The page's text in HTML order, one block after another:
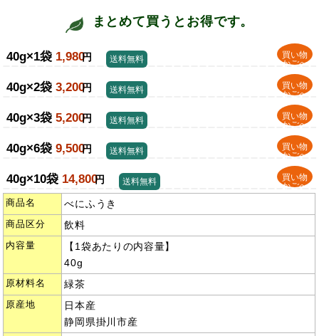
まとめて買うとお得です。
40g×1袋 1,980円
買い物
かごへ
送料無料
40g×2袋 3,200円
買い物
かごへ
送料無料
40g×3袋 5,200円
買い物
かごへ
送料無料
40g×6袋 9,500円
買い物
かごへ
送料無料
40g×10袋 14,800円
買い物
かごへ
送料無料
商品名 べにふうき
商品区分 飲料
内容量
【1袋あたりの内容量】
40g
原材料名 緑茶
原産地
日本産
静岡県掛川市産